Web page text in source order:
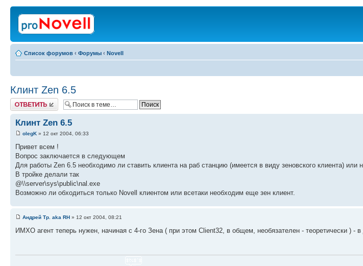
Список форумов ‹ Форумы ‹ Novell
Клинт Zen 6.5
Ответить
Клинт Zen 6.5
olegK » 12 окт 2004, 06:33
Привет всем !
Вопрос заключается в следующем
Для работы Zen 6.5 необходимо ли ставить клиента на раб станцию (имеется в виду зеновского клиента) или
В тройке делали так
@\\server\sys\public\nal.exe
Возможно ли обходиться только Novell клиентом или всетаки необходим еще зен клиент.
Андрей Тр. aka RH » 12 окт 2004, 08:21
ИМХО агент теперь нужен, начиная с 4-го Зена ( при этом Client32, в общем, необязателен - теоретически ) -